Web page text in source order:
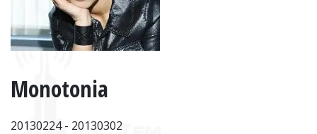
Monotonia
20130224 - 20130302